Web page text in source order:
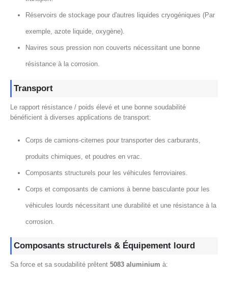
Réservoirs de stockage pour d'autres liquides cryogéniques (Par
exemple, azote liquide, oxygène).
Navires sous pression non couverts nécessitant une bonne
résistance à la corrosion.
Transport
Le rapport résistance / poids élevé et une bonne soudabilité
bénéficient à diverses applications de transport:
Corps de camions-citernes pour transporter des carburants,
produits chimiques, et poudres en vrac.
Composants structurels pour les véhicules ferroviaires.
Corps et composants de camions à benne basculante pour les
véhicules lourds nécessitant une durabilité et une résistance à la
corrosion.
Composants structurels & Équipement lourd
Sa force et sa soudabilité prêtent 5083 aluminium à: